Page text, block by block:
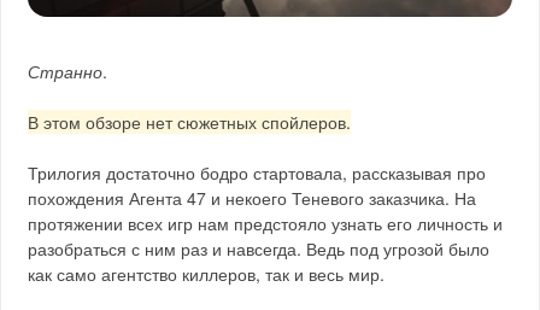
Странно.
В этом обзоре нет сюжетных спойлеров.
Трилогия достаточно бодро стартовала, рассказывая про
похождения Агента 47 и некоего Теневого заказчика. На
протяжении всех игр нам предстояло узнать его личность и
разобраться с ним раз и навсегда. Ведь под угрозой было
как само агентство киллеров, так и весь мир.